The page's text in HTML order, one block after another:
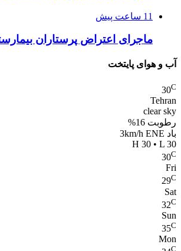
11 ساعت پیش
ماجرای اعتراض پرستاران
آب و هوای پایتخت
30C
Tehran
clear sky
رطوبت 16%
باد 3km/h ENE
H 30 • L 30
30C
Fri
29C
Sat
32C
Sun
35C
Mon
C